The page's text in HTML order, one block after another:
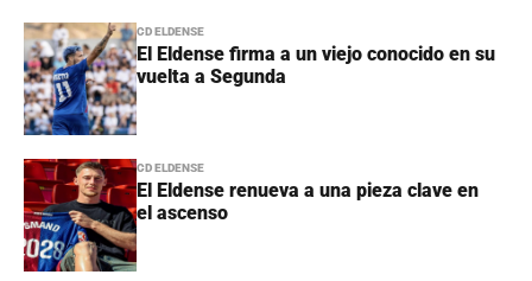
CD ELDENSE
El Eldense firma a un viejo conocido en su
vuelta a Segunda
CD ELDENSE
El Eldense renueva a una pieza clave en
el ascenso